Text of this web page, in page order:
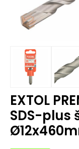
EXTOL
SDS-plus